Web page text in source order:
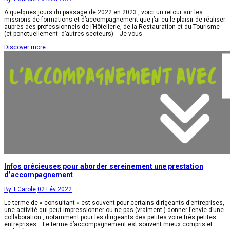
Á quelques jours du passage de 2022 en 2023 , voici un retour sur les
missions de formations et d’accompagnement que j’ai eu le plaisir de réaliser
auprès des professionnels de l’Hôtellerie, de la Restauration et du Tourisme
(et ponctuellement d’autres secteurs). Je vous
Discover more
Infos précieuses pour aborder sereinement une prestation
d’accompagnement
By T.Carole 02 Fév 2022
Le terme de « consultant » est souvent pour certains dirigeants d’entreprises,
une activité qui peut impressionner ou ne pas (vraiment ) donner l’envie d’une
collaboration , notamment pour les dirigeants des petites voire très petites
entreprises. Le terme d’accompagnement est souvent mieux compris et